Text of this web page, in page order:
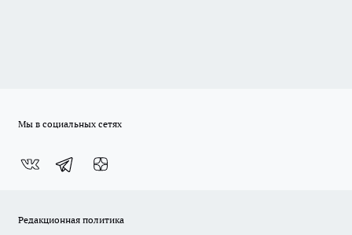
Мы в социальных сетях
Редакционная политика